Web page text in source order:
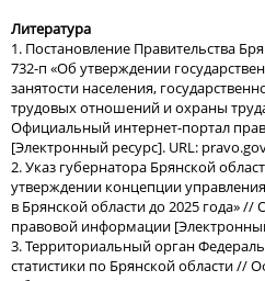
Литература
1. Постановление Правительства
732-п «Об утверждении
занятости населения,
трудовых отношений и охраны
Официальный интернет-портал
[Электронный ресурс]. URL:
2. Указ губернатора Брянской
утверждении концепции
в Брянской области до 2025 года»
правовой информации
3. Территориальный орган
статистики по Брянской области //